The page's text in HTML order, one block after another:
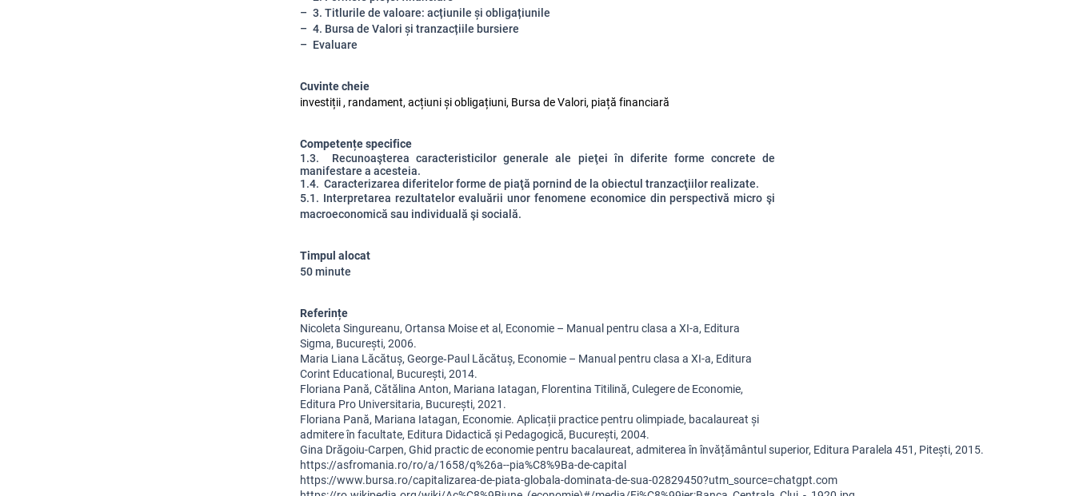
3. Titlurile de valoare: acțiunile și obligațiunile
4. Bursa de Valori și tranzacțiile bursiere
Evaluare
Cuvinte cheie
investiții , randament, acțiuni și obligațiuni, Bursa de Valori, piață financiară
Competențe specifice
1.3. Recunoaşterea caracteristicilor generale ale pieţei în diferite forme concrete de
manifestare a acesteia.
1.4. Caracterizarea diferitelor forme de piaţă pornind de la obiectul tranzacţiilor realizate.
5.1. Interpretarea rezultatelor evaluării unor fenomene economice din perspectivă micro şi
macroeconomică sau individuală şi socială.
Timpul alocat
50 minute
Referințe
Nicoleta Singureanu, Ortansa Moise et al, Economie – Manual pentru clasa a XI-a, Editura
Sigma, București, 2006.
Maria Liana Lăcătuș, George‑Paul Lăcătuș, Economie – Manual pentru clasa a XI-a, Editura
Corint Educational, București, 2014.
Floriana Pană, Cătălina Anton, Mariana Iatagan, Florentina Titilină, Culegere de Economie,
Editura Pro Universitaria, București, 2021.
Floriana Pană, Mariana Iatagan, Economie. Aplicații practice pentru olimpiade, bacalaureat și
admitere în facultate, Editura Didactică și Pedagogică, București, 2004.
Gina Drăgoiu-Carpen, Ghid practic de economie pentru bacalaureat, admiterea în învățământul superior, Editura Paralela 451, Pitești, 2015.
https://asfromania.ro/ro/a/1658/q%26a--pia%C8%9Ba-de-capital
https://www.bursa.ro/capitalizarea-de-piata-globala-dominata-de-sua-02829450?utm_source=chatgpt.com